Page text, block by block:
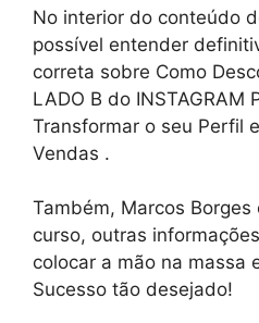
No interior do conteúdo
possível entender
correta sobre Como
LADO B do INSTAGRAM
Transformar o seu Perfil
Vendas .
Também, Marcos
curso, outras
colocar a mão na massa
Sucesso tão desejado!